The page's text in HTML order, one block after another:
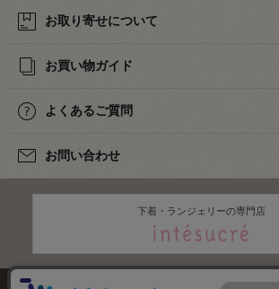
お取り寄せについて
お買い物ガイド
よくあるご質問
お問い合わせ
下着・ランジェリーの専門店